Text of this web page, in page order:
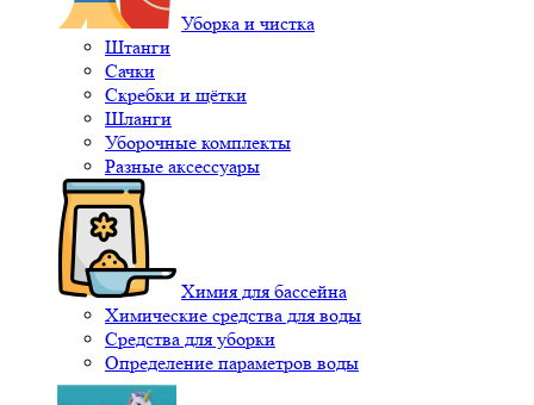
Уборка и чистка
Штанги
Сачки
Скребки и щётки
Шланги
Уборочные комплекты
Разные аксессуары
Химия для бассейна
Химические средства для воды
Средства для уборки
Определение параметров воды